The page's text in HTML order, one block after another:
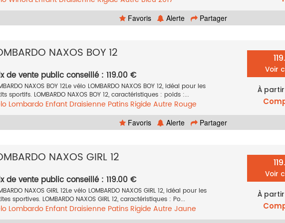
Favoris Alerte Partager
NAXOS BOY 12
de vente public conseillé : 119.00 €
NAXOS BOY 12Le vélo LOMBARDO NAXOS BOY 12, idéal pour les
sportifs. LOMBARDO NAXOS BOY 12, caractéristiques : poids :...
Lombardo Enfant Draisienne Patins Rigide Autre Rouge
Voir
À partir
Favoris Alerte Partager
NAXOS GIRL 12
de vente public conseillé : 119.00 €
NAXOS GIRL 12Le vélo LOMBARDO NAXOS GIRL 12, idéal pour les
sportives. LOMBARDO NAXOS GIRL 12, caractéristiques : Po...
Lombardo Enfant Draisienne Patins Rigide Autre Jaune
Voir
À partir